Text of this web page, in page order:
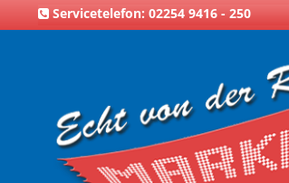
Servicetelefon: 02254 9416 - 250